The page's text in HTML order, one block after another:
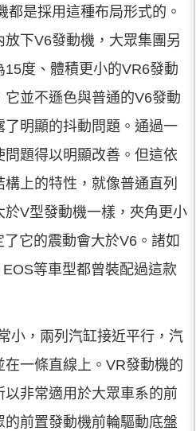
都是採用這種布局形式的。
下V6發動機，大眾集團另
度、體積更小的VR6發動
並不遜色與普通的V6發動
明顯的抖動問題。通過一
題得以明顯改善。但這依
上的特性，就像普通直列
V型發動機一樣，夾角更小
它的震動會大於V6。諸如
等車型都曾裝配過這款
小，兩列汽缸接近平行，汽
一條直線上。VR發動機的
非常適用於大眾車系的前
前置發動機前輪驅動底盤